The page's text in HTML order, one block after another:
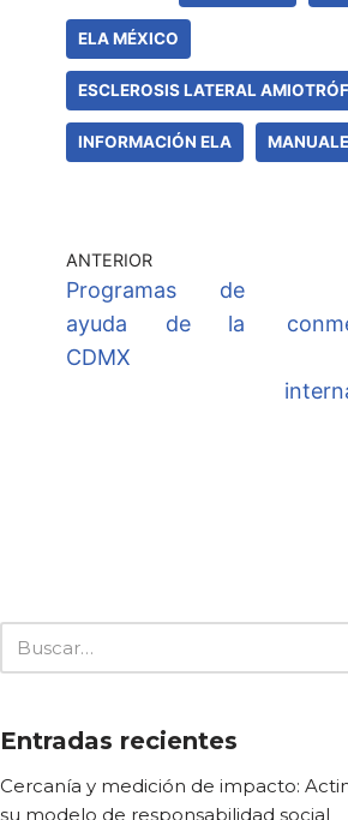
ELA MÉXICO
ESCLEROSIS LATERAL
INFORMACIÓN ELA
ANTERIOR
Programas de
ayuda de la
CDMX
Entradas recientes
Cercanía y medición de impacto:
su modelo de responsabilidad social